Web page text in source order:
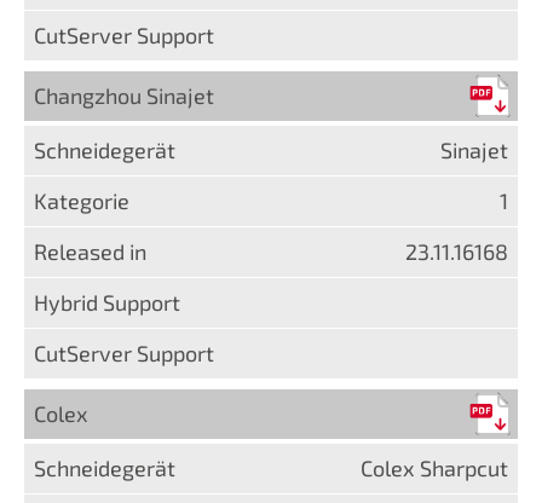
Changzhou Sinajet
Sinajet
1
23.11.16168
Colex
Colex Sharpcut